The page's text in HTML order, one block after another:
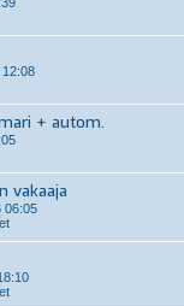
+ autom.
vakaaja
06:05